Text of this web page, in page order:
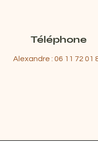
Téléphone
Alexandre : 06 11 72 01